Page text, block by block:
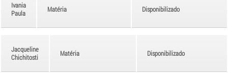
Ivania
Paula
Matéria Disponibilizado
Jacqueline
Chichitosti
Matéria Disponibilizado